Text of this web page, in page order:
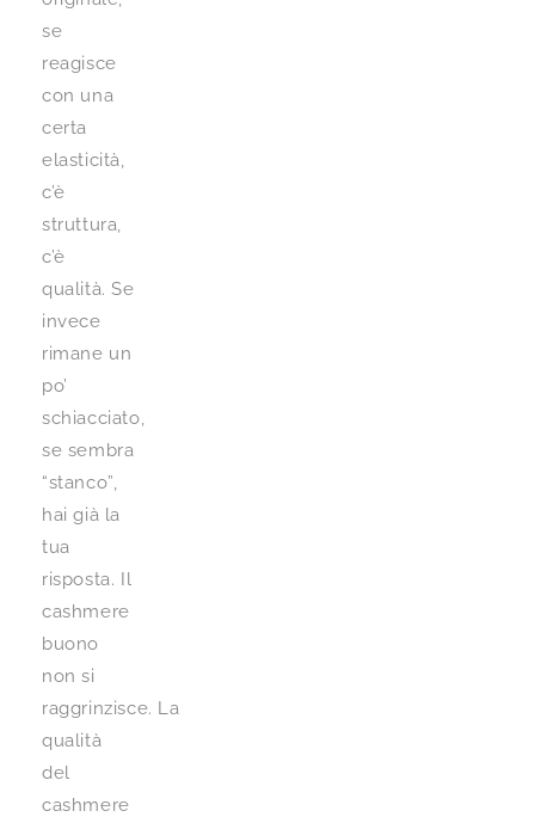
se
reagisce
con una
certa
elasticità,
c’è
struttura,
c’è
qualità. Se
invece
rimane un
po’
schiacciato,
se sembra
“stanco”,
hai già la
tua
risposta. Il
cashmere
buono
non si
raggrinzisce. La
qualità
del
cashmere